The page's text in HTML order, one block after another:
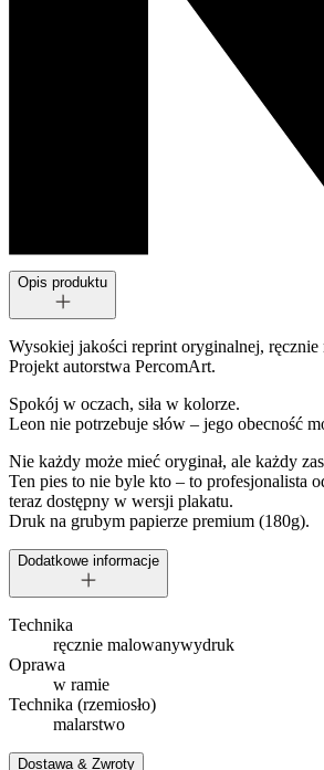
Opis produktu
Wysokiej jakości reprint oryginalnej,
Projekt autorstwa PercomArt.
Spokój w oczach, siła w kolorze.
Leon nie potrzebuje słów – jego obecność
Nie każdy może mieć oryginał, ale każdy
Ten pies to nie byle kto – to profesjonalista
teraz dostępny w wersji plakatu.
Druk na grubym papierze premium (180g).
Dodatkowe informacje
Technika
ręcznie malowanywydruk
Oprawa
w ramie
Technika (rzemiosło)
malarstwo
Dostawa & Zwroty